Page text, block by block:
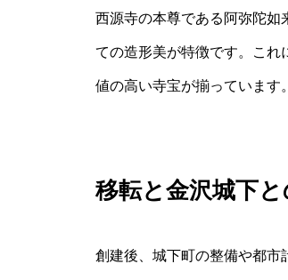
西源寺の本尊である阿弥陀如
ての造形美が特徴です。これ
値の高い寺宝が揃っています
移転と金沢城下
創建後、城下町の整備や都市